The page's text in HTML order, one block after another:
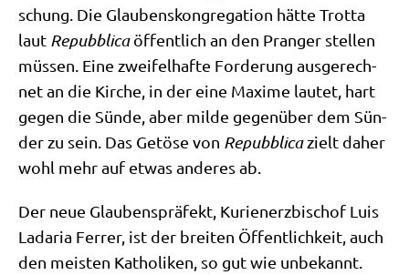
schung. Die Glau­bens­kon­gre­ga­ti­on hät­te Trot­ta
laut Repubbli­caöffent­lich an den Pran­ger stel­len
müs­sen. Eine zwei­fel­haf­te For­de­rung aus­ge­rech­
net an die Kir­che, in der eine Maxi­me lau­tet, hart
gegen die Sün­de, aber mil­de gegen­über dem Sün­
der zu sein. Das Getö­se von Repubbli­cazielt daher
wohl mehr auf etwas ande­res ab.
Der neue Glau­bens­prä­fekt, Kuri­en­erz­bi­schof Luis
Lada­ria Fer­rer, ist der brei­ten Öffent­lich­keit, auch
den mei­sten Katho­li­ken, so gut wie unbe­kannt.